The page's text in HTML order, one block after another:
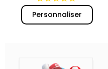
Personnaliser